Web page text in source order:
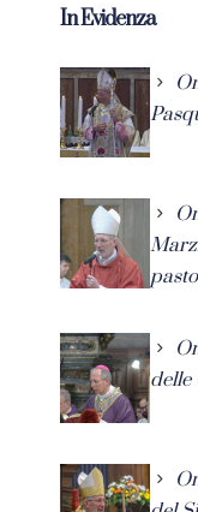
In Evidenza
delle